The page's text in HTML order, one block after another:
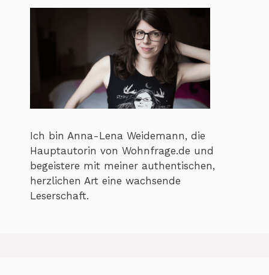
Ich bin Anna-Lena Weidemann, die
Hauptautorin von Wohnfrage.de und
begeistere mit meiner authentischen,
herzlichen Art eine wachsende
Leserschaft.